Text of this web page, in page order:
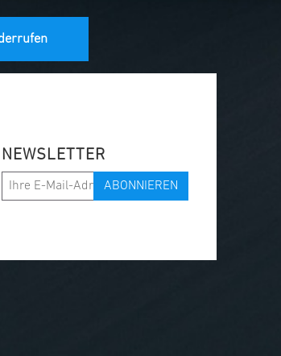
NEWSLETTER
ABONNIEREN